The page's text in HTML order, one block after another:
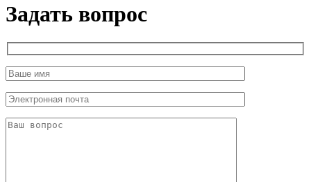
Задать вопрос